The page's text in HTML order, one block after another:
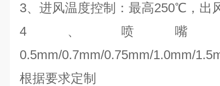
3、进风温度控制：最高250℃，出
4、喷嘴
0.5mm/0.7mm/0.75mm/1.0mm/
根据要求定制